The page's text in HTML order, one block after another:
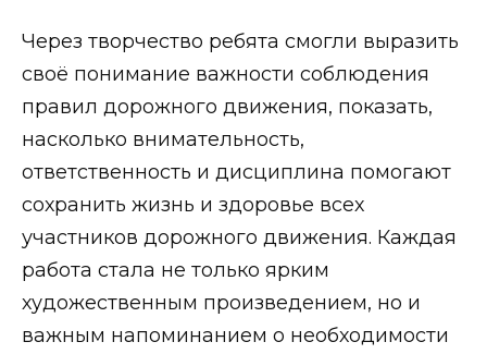
Через творчество ребята смогли выразить
своё понимание важности соблюдения
правил дорожного движения, показать,
насколько внимательность,
ответственность и дисциплина помогают
сохранить жизнь и здоровье всех
участников дорожного движения. Каждая
работа стала не только ярким
художественным произведением, но и
важным напоминанием о необходимости